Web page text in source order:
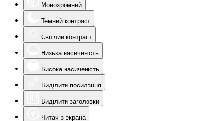
Монохромний
Темний контраст
Світлий контраст
Низька насиченість
Висока насиченість
Виділити посилання
Виділити заголовки
Читач з екрана